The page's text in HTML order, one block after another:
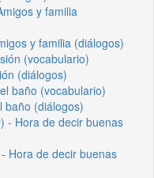
y familia
y familia (diálogos)
(vocabulario)
(diálogos)
baño (vocabulario)
baño (diálogos)
- Hora de decir buenas
Hora de decir buenas